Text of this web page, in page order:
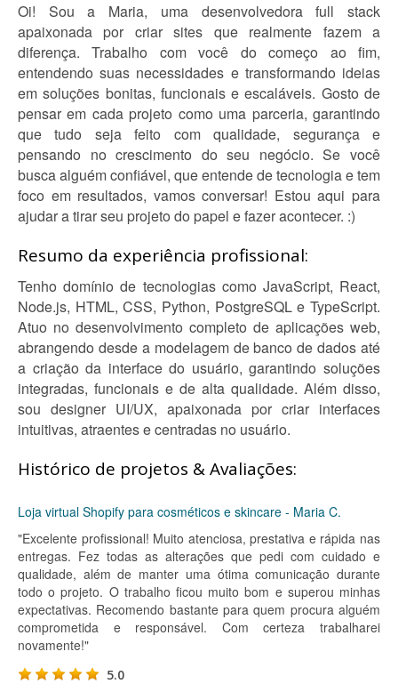
Oi! Sou a Maria, uma desenvolvedora full stack
apaixonada por criar sites que realmente fazem a
diferença. Trabalho com você do começo ao fim,
entendendo suas necessidades e transformando ideias
em soluções bonitas, funcionais e escaláveis. Gosto de
pensar em cada projeto como uma parceria, garantindo
que tudo seja feito com qualidade, segurança e
pensando no crescimento do seu negócio. Se você
busca alguém confiável, que entende de tecnologia e tem
foco em resultados, vamos conversar! Estou aqui para
ajudar a tirar seu projeto do papel e fazer acontecer. :)
Resumo da experiência profissional:
Tenho domínio de tecnologias como JavaScript, React,
Node.js, HTML, CSS, Python, PostgreSQL e TypeScript.
Atuo no desenvolvimento completo de aplicações web,
abrangendo desde a modelagem de banco de dados até
a criação da interface do usuário, garantindo soluções
integradas, funcionais e de alta qualidade. Além disso,
sou designer UI/UX, apaixonada por criar interfaces
intuitivas, atraentes e centradas no usuário.
Histórico de projetos & Avaliações:
Loja virtual Shopify para cosméticos e skincare - Maria C.
"Excelente profissional! Muito atenciosa, prestativa e rápida nas
entregas. Fez todas as alterações que pedi com cuidado e
qualidade, além de manter uma ótima comunicação durante
todo o projeto. O trabalho ficou muito bom e superou minhas
expectativas. Recomendo bastante para quem procura alguém
comprometida e responsável. Com certeza trabalharei
novamente!"
5.0